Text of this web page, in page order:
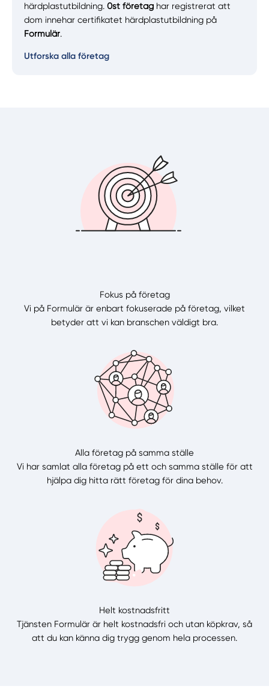
Välj tillvägagångssätt
härdplastutbildning.0st företag har registrerat att
dom innehar certifikatet härdplastutbildning på
Formulär.
Utforska alla företag
Fokus på företag
Vi på Formulär är enbart fokuserade på företag, vilket
betyder att vi kan branschen väldigt bra.
Alla företag på samma ställe
Vi har samlat alla företag på ett och samma ställe för att
hjälpa dig hitta rätt företag för dina behov.
Helt kostnadsfritt
Tjänsten Formulär är helt kostnadsfri och utan köpkrav, så
att du kan känna dig trygg genom hela processen.